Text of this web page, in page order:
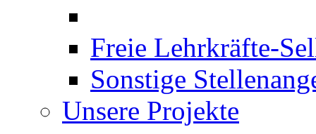
Freie Lehrkräfte-
Sonstige
Unsere Projekte